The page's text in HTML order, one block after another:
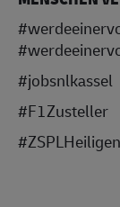
#jobsnlkassel
#F1Zusteller